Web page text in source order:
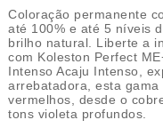
Coloração permanente
até 100% e até 5 níveis
brilho natural. Liberte a
com Koleston Perfect
Intenso Acaju Intenso,
arrebatadora, esta
vermelhos, desde o
tons violeta profundos.